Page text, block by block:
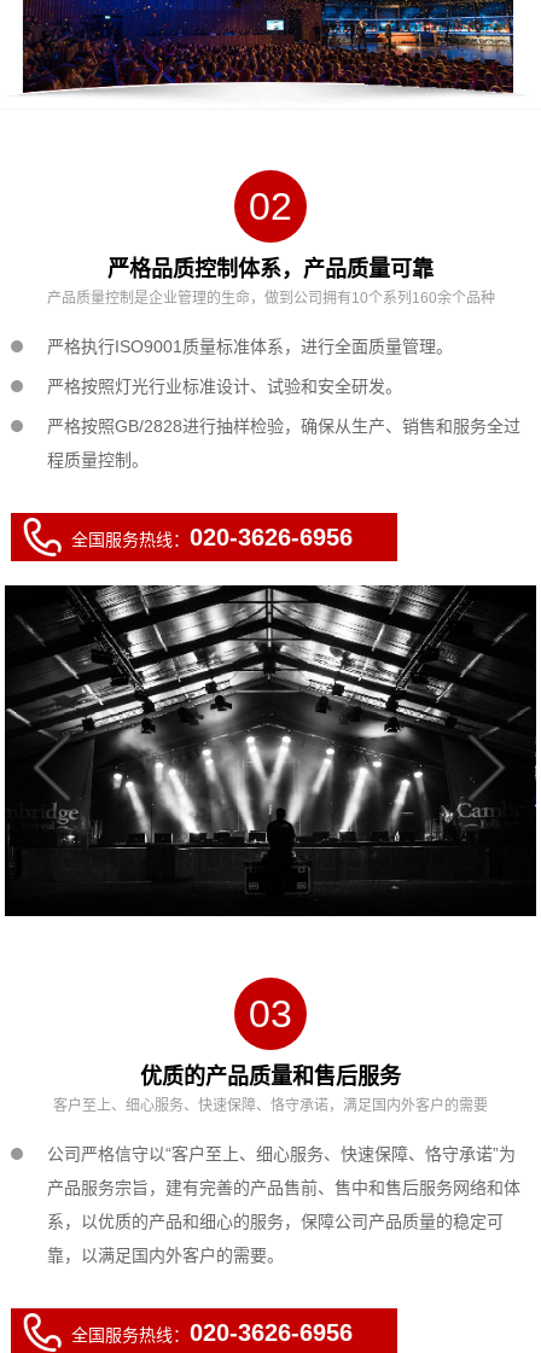
02
严格品质控制体系，产品质量可靠
产品质量控制是企业管理的生命，做到公司拥有10个系列160余个品种
严格执行ISO9001质量标准体系，进行全面质量管理。
严格按照灯光行业标准设计、试验和安全研发。
严格按照GB/2828进行抽样检验，确保从生产、销售和服务全过
程质量控制。
全国服务热线： 020-3626-6956
03
优质的产品质量和售后服务
客户至上、细心服务、快速保障、恪守承诺，满足国内外客户的需要
公司严格信守以“客户至上、细心服务、快速保障、恪守承诺”为
产品服务宗旨，建有完善的产品售前、售中和售后服务网络和体
系，以优质的产品和细心的服务，保障公司产品质量的稳定可
靠，以满足国内外客户的需要。
全国服务热线： 020-3626-6956